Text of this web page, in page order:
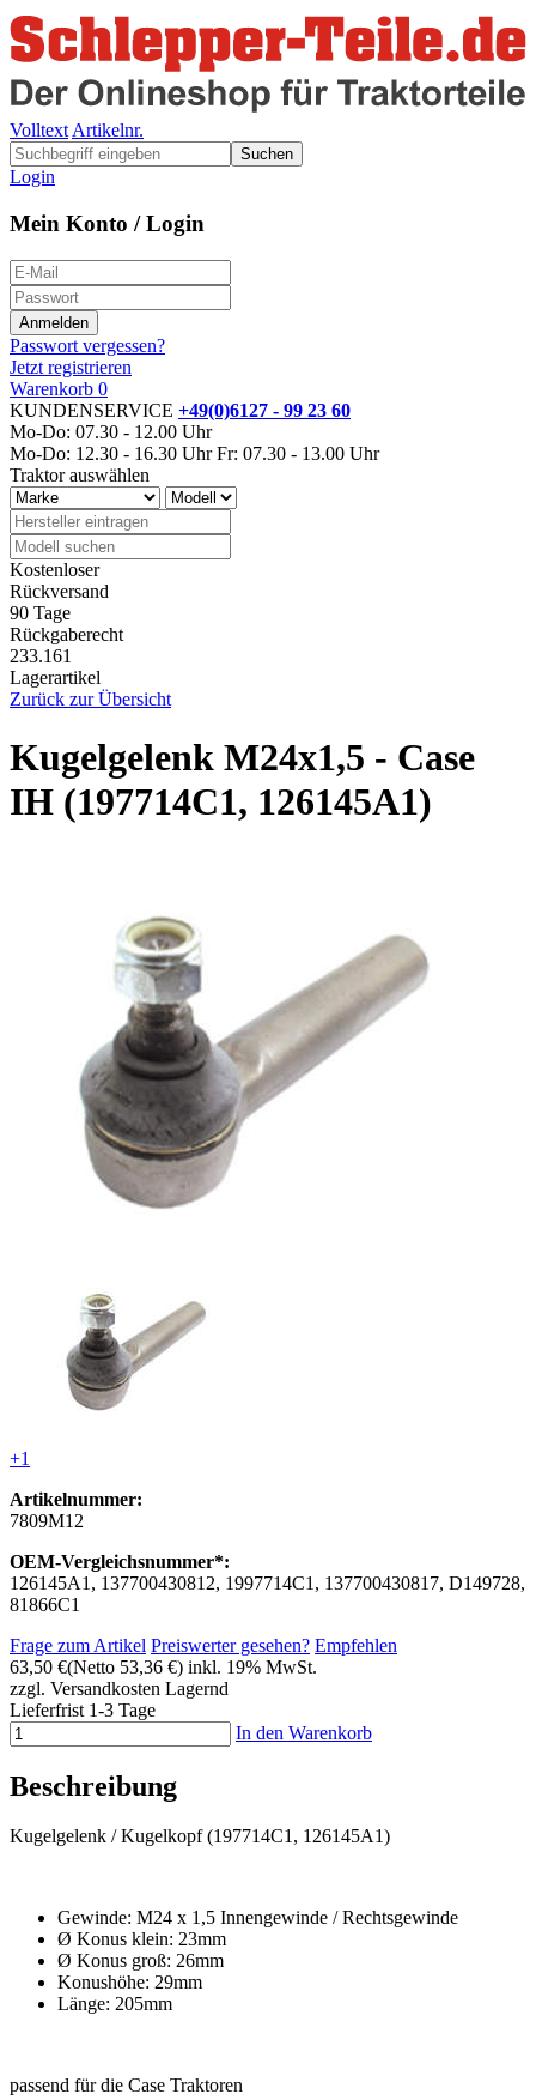
Volltext Artikelnr.
Suchen
Login
Mein Konto / Login
Passwort vergessen?
Jetzt registrieren
Warenkorb 0
KUNDENSERVICE +49(0)6127 - 99 23 60
Mo-Do: 07.30 - 12.00 Uhr
Mo-Do: 12.30 - 16.30 Uhr Fr: 07.30 - 13.00 Uhr
Traktor auswählen
Kostenloser
Rückversand
90 Tage
Rückgaberecht
233.161
Lagerartikel
Zurück zur Übersicht
Kugelgelenk M24x1,5 - Case
IH (197714C1, 126145A1)
+1
Artikelnummer:
7809M12
OEM-Vergleichsnummer*:
126145A1, 137700430812, 1997714C1, 137700430817, D149728,
81866C1
Frage zum Artikel Preiswerter gesehen? Empfehlen
63,50 €(Netto 53,36 €) inkl. 19% MwSt.
zzgl. Versandkosten Lagernd
Lieferfrist 1-3 Tage
In den Warenkorb
Beschreibung
Kugelgelenk / Kugelkopf (197714C1, 126145A1)
Gewinde: M24 x 1,5 Innengewinde / Rechtsgewinde
Ø Konus klein: 23mm
Ø Konus groß: 26mm
Konushöhe: 29mm
Länge: 205mm
passend für die Case Traktoren